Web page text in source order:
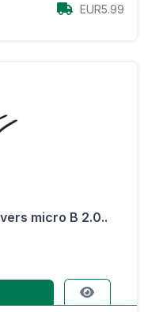
EUR5.99
micro B 2.0..